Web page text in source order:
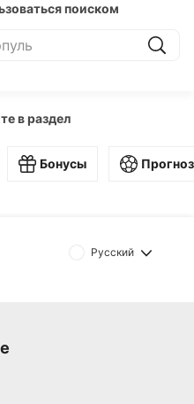
поиском
в раздел
Бонусы
Русский